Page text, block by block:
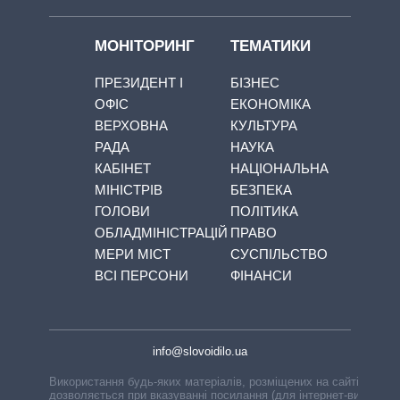
МОНІТОРИНГ
ПРЕЗИДЕНТ І
ОФІС
ВЕРХОВНА
РАДА
КАБІНЕТ
МІНІСТРІВ
ГОЛОВИ
ОБЛАДМІНІСТРАЦІЙ
МЕРИ МІСТ
ВСІ ПЕРСОНИ
ТЕМАТИКИ
БІЗНЕС
ЕКОНОМІКА
КУЛЬТУРА
НАУКА
НАЦІОНАЛЬНА
БЕЗПЕКА
ПОЛІТИКА
ПРАВО
СУСПІЛЬСТВО
ФІНАНСИ
info@slovoidilo.ua
Використання будь-яких матеріалів, розміщених на сайті,
дозволяється при вказуванні посилання (для інтернет-видань